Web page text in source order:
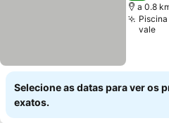
a 0.8
vale
Selecione as datas para ver os
exatos.